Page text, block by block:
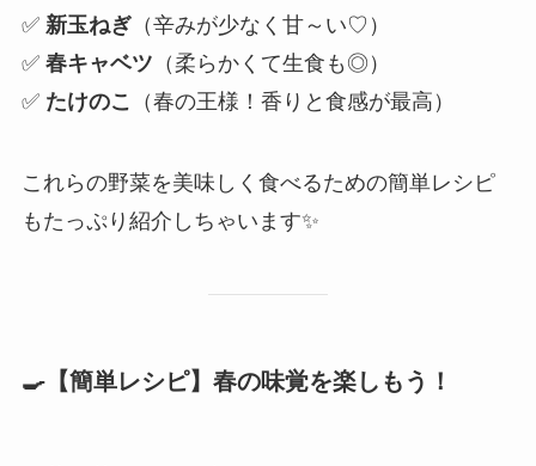
✅ 新玉ねぎ（辛みが少なく甘～い♡）
✅ 春キャベツ （柔らかくて生食も◎）
✅ たけのこ （春の王様！香りと食感が最高）
これらの野菜を美味しく食べるための簡単レシピ
もたっぷり紹介しちゃいます✨
🍳【簡単レシピ】春の味覚を楽しもう！